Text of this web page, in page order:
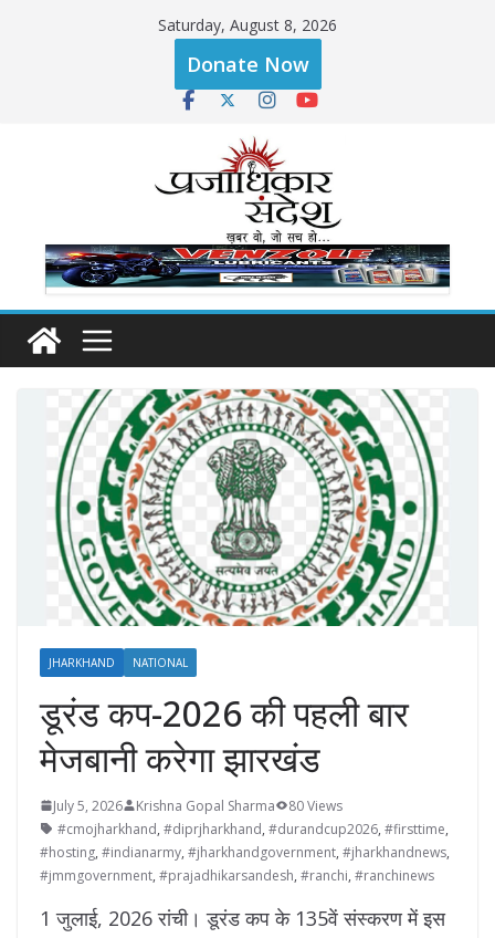
Saturday, August 8, 2026
Donate Now
JHARKHAND NATIONAL
डूरंड कप-2026 की पहली बार
मेजबानी करेगा झारखंड
July 5, 2026 Krishna Gopal Sharma
80 Views
#cmojharkhand, #diprjharkhand, #durandcup2026, #firsttime,
#hosting, #indianarmy, #jharkhandgovernment, #jharkhandnews,
#jmmgovernment, #prajadhikarsandesh, #ranchi, #ranchinews
1 जुलाई, 2026 रांची। डूरंड कप के 135वें संस्करण में इस